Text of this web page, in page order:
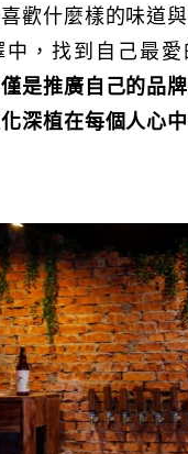
歡什麼樣的味道
，找到自己最愛
僅是推廣自己的品
深植在每個人心中